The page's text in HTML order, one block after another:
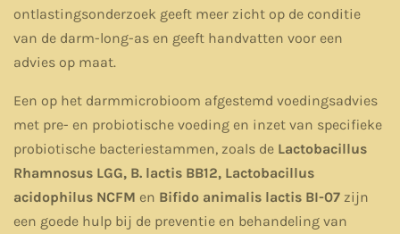
ontlastingsonderzoek geeft meer zicht op de conditie
van de darm-long-as en geeft handvatten voor een
advies op maat.
Een op het darmmicrobioom afgestemd voedingsadvies
met pre- en probiotische voeding en inzet van specifieke
probiotische bacteriestammen, zoals de Lactobacillus
Rhamnosus LGG, B. lactis BB12, Lactobacillus
acidophilus NCFM en Bifido animalis lactis BI-07 zijn
een goede hulp bij de preventie en behandeling van